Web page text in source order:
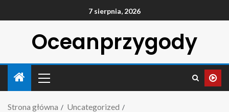
7 sierpnia, 2026
Oceanprzygody
Strona główna
Uncategorized